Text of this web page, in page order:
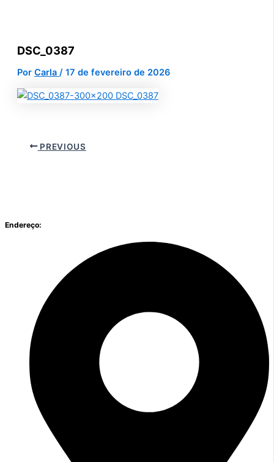
DSC_0387
Por Carla / 17 de fevereiro de 2026
PREVIOUS
Endereço: